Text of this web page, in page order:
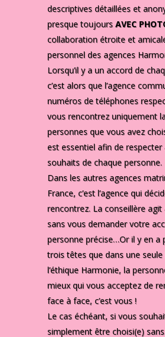
descriptives détaillées et
presque toujours AVEC
collaboration étroite et
personnel des agences
Lorsqu’il y a un accord de
c’est alors que l’agence
numéros de téléphones
vous rencontrez uniquement
personnes que vous avez
est essentiel afin de respecter
souhaits de chaque personne.
Dans les autres agences
France, c’est l’agence qui
rencontrez. La conseillère agit
sans vous demander votre
personne précise…Or il y en a
trois têtes que dans une seule
l’éthique Harmonie, la
mieux qui vous acceptez de
face à face, c’est vous !
Le cas échéant, si vous
simplement être choisi(e)